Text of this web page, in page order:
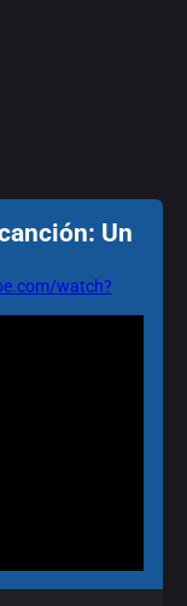
Un
watch?